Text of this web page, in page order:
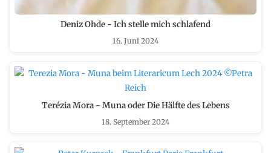
Deniz Ohde - Ich stelle mich schlafend
16. Juni 2024
Terézia Mora - Muna oder Die Hälfte des Lebens
18. September 2024